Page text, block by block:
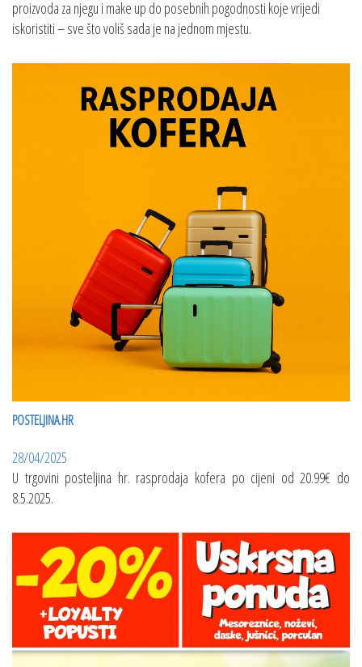
proizvoda za njegu i make up do posebnih pogodnosti koje vrijedi
iskoristiti – sve što voliš sada je na jednom mjestu.
POSTELJINA.HR
28/04/2025
U trgovini posteljina hr. rasprodaja kofera po cijeni od 20.99€ do
8.5.2025.